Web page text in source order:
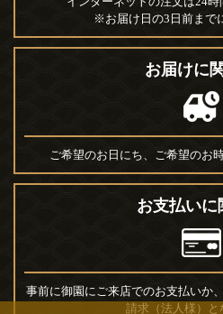
※お届け日の3日前まで
お届けに
ご希望のお日にち、ご希望のお
お支払いに
事前に御園にご来店でのお支払いか
請求（法人様）と